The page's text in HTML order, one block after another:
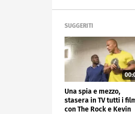
SUGGERITI
Una spia e mezzo,
stasera in TV tutti i
con The Rock e Kevin